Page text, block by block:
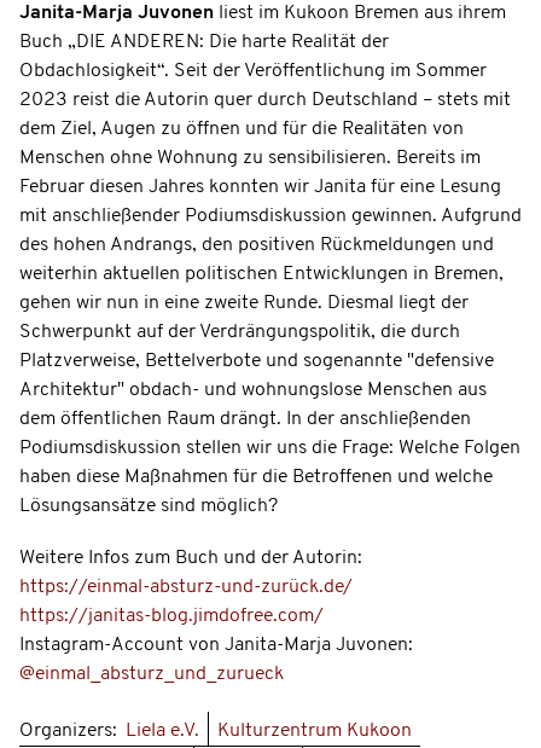
Janita-Marja Juvonen liest im Kukoon Bremen aus ihrem
Buch „DIE ANDEREN: Die harte Realität der
Obdachlosigkeit“. Seit der Veröffentlichung im Sommer
2023 reist die Autorin quer durch Deutschland – stets mit
dem Ziel, Augen zu öffnen und für die Realitäten von
Menschen ohne Wohnung zu sensibilisieren. Bereits im
Februar diesen Jahres konnten wir Janita für eine Lesung
mit anschließender Podiumsdiskussion gewinnen. Aufgrund
des hohen Andrangs, den positiven Rückmeldungen und
weiterhin aktuellen politischen Entwicklungen in Bremen,
gehen wir nun in eine zweite Runde. Diesmal liegt der
Schwerpunkt auf der Verdrängungspolitik, die durch
Platzverweise, Bettelverbote und sogenannte "defensive
Architektur" obdach- und wohnungslose Menschen aus
dem öffentlichen Raum drängt. In der anschließenden
Podiumsdiskussion stellen wir uns die Frage: Welche Folgen
haben diese Maßnahmen für die Betroffenen und welche
Lösungsansätze sind möglich?
Weitere Infos zum Buch und der Autorin:
https://einmal-absturz-und-zurück.de/
https://janitas-blog.jimdofree.com/
Instagram-Account von Janita-Marja Juvonen:
@einmal_absturz_und_zurueck
Organizers: Liela e.V.
Kulturzentrum Kukoon